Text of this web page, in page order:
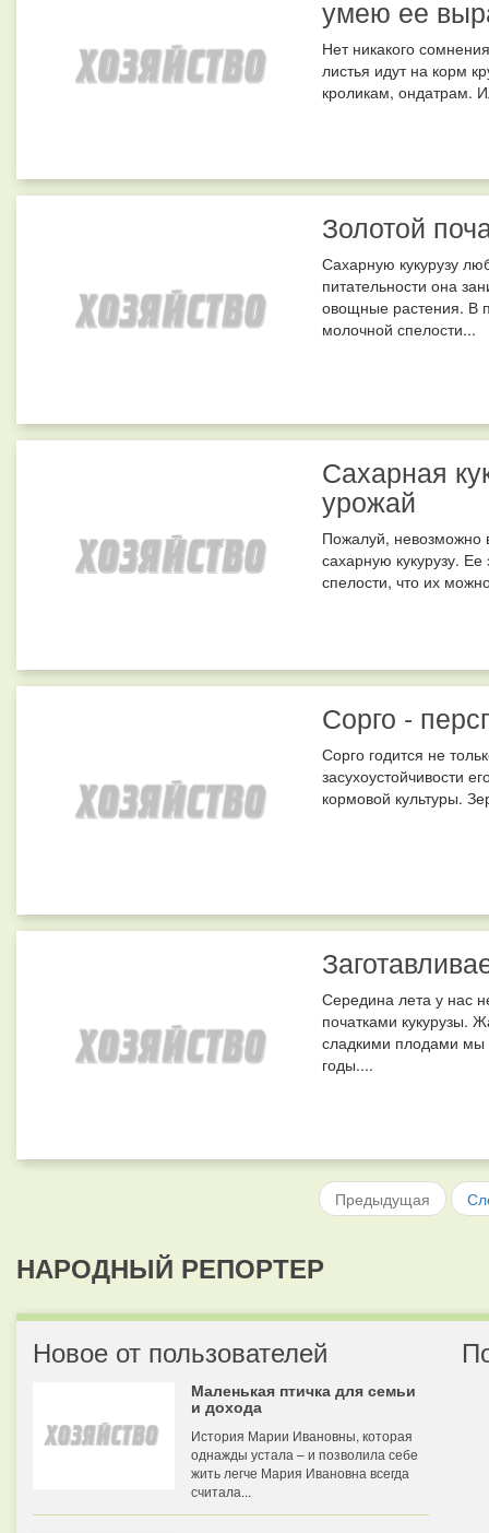
умею ее
Нет никакого
листья идут на корм
кроликам, ондатрам.
Золотой
Сахарную кукурузу
питательности она
овощные растения. В
молочной спелости...
Сахарная
урожай
Пожалуй, невозможно
сахарную кукурузу.
спелости, что их
Сорго -
Сорго годится не
засухоустойчивости
кормовой культуры.
Середина лета у нас
початками кукурузы.
сладкими плодами мы
годы....
Предыдущая
НАРОДНЫЙ РЕПОРТЕР
Новое от пользователей
Маленькая птичка для семьи
и дохода
История Марии Ивановны, которая
однажды устала – и позволила себе
жить легче Мария Ивановна всегда
считала...